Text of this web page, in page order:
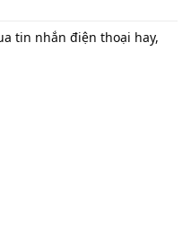
tin nhắn​ điện thoại hay,